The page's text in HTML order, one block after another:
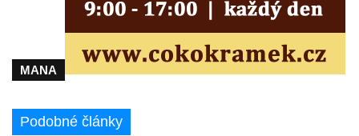
náměstí v Lovosicích
Sloup svatého Jana Nepomuckého v
Žibřidicích
Sloup svatého Jana Nepomuckého v
Sloup svatého Jana Nepomuckého v
MANA
Podobné články